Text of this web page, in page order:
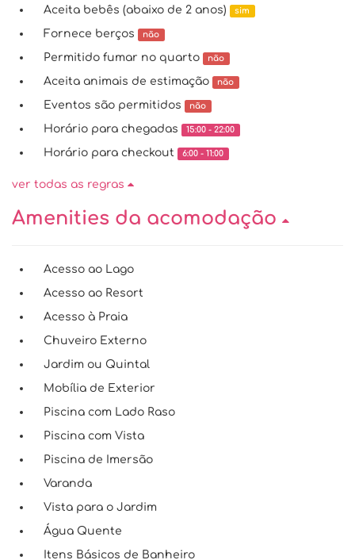
Aceita bebês (abaixo de 2 anos) sim
Fornece berços não
Permitido fumar no quarto não
Aceita animais de estimação não
Eventos são permitidos não
Horário para chegadas 15:00 - 22:00
Horário para checkout 6:00 - 11:00
ver todas as regras
Amenities da acomodação
Acesso ao Lago
Acesso ao Resort
Acesso à Praia
Chuveiro Externo
Jardim ou Quintal
Mobília de Exterior
Piscina com Lado Raso
Piscina com Vista
Piscina de Imersão
Varanda
Vista para o Jardim
Água Quente
Itens Básicos de Banheiro